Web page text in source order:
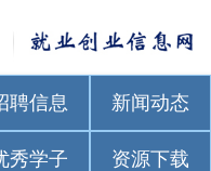
聘信息 新闻动态
秀学子 资源下载